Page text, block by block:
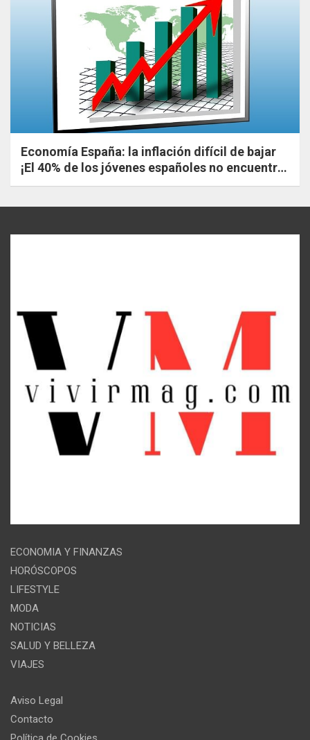
Economía España: la inflación difícil de bajar
¡El 40% de los jóvenes españoles no encuentra
trabajo!
ECONOMIA Y FINANZAS
HORÓSCOPOS
LIFESTYLE
MODA
NOTICIAS
SALUD Y BELLEZA
VIAJES
Aviso Legal
Contacto